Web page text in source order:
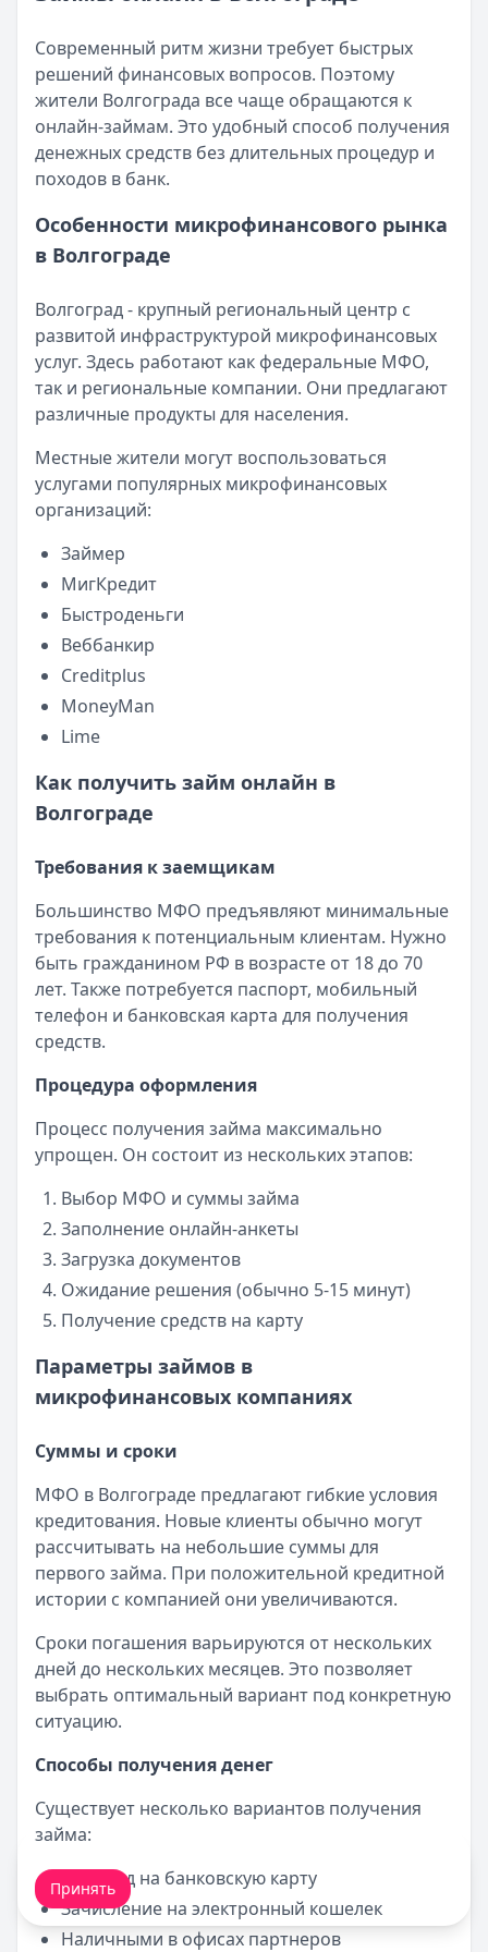
Все статьи
Опубликовано:5 декабря 2025 г.
Категория:МФО
Читать новость
Срочный микрозайм 15 000 ₽ на карту: свежая
Кратко:Нужны 15 000 рублей на карту прямо сегодня?
Опубликовано:5 декабря 2025 г.
Читать новость
Рекордный рост доли клиентов МФО с iPhone: что
Опубликовано: 5 декабря 2025 г.
Категория:МФО
Читать новость
57 сервисов микрозаймов через Госуслуги: где
Кратко:Авторизация через Госуслуги ускоряет
Категория:МФО
Читать новость
Смс о «одобренном займе» от Bigmani Ru: как
Кратко:Пришло СМС об одобрении займа от Bigmani
Опубликовано:
МФО
Читать новость
Все новости
Современный ритм жизни требует быстрых
решений финансовых вопросов. Поэтому
жители Волгограда все чаще обращаются к
онлайн-займам. Это удобный способ получения
денежных средств без длительных процедур и
походов в банк.
Особенности микрофинансового рынка
в Волгограде
Волгоград - крупный региональный центр с
развитой инфраструктурой микрофинансовых
услуг. Здесь работают как федеральные МФО,
так и региональные компании. Они предлагают
различные продукты для населения.
Местные жители могут воспользоваться
услугами популярных микрофинансовых
организаций:
Займер
МигКредит
Быстроденьги
Веббанкир
Creditplus
MoneyMan
Lime
Как получить займ онлайн в
Волгограде
Требования к заемщикам
Большинство МФО предъявляют минимальные
требования к потенциальным клиентам. Нужно
быть гражданином РФ в возрасте от 18 до 70
лет. Также потребуется паспорт, мобильный
телефон и банковская карта для получения
средств.
Процедура оформления
Процесс получения займа максимально
упрощен. Он состоит из нескольких этапов:
Выбор МФО и суммы займа
Заполнение онлайн-анкеты
Загрузка документов
Ожидание решения (обычно 5-15 минут)
Получение средств на карту
Параметры займов в
микрофинансовых компаниях
Суммы и сроки
МФО в Волгограде предлагают гибкие условия
кредитования. Новые клиенты обычно могут
рассчитывать на небольшие суммы для
первого займа. При положительной кредитной
истории с компанией они увеличиваются.
Сроки погашения варьируются от нескольких
дней до нескольких месяцев. Это позволяет
выбрать оптимальный вариант под конкретную
ситуацию.
Способы получения денег
Существует несколько вариантов получения
займа:
Перевод на банковскую карту
Зачисление на электронный кошелек
Наличными в офисах партнеров
Принять